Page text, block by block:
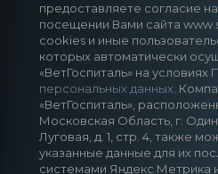
предоставляете согласие
посещении Вами сайта
cookies и иные
которых автоматически
«ВетГоспиталь» на
персональных данных .
«ВетГоспиталь»,
Московская Область, г.
Луговая, д. 1, стр. 4, также
указанные данные для их
системами Яндекс.Метрика